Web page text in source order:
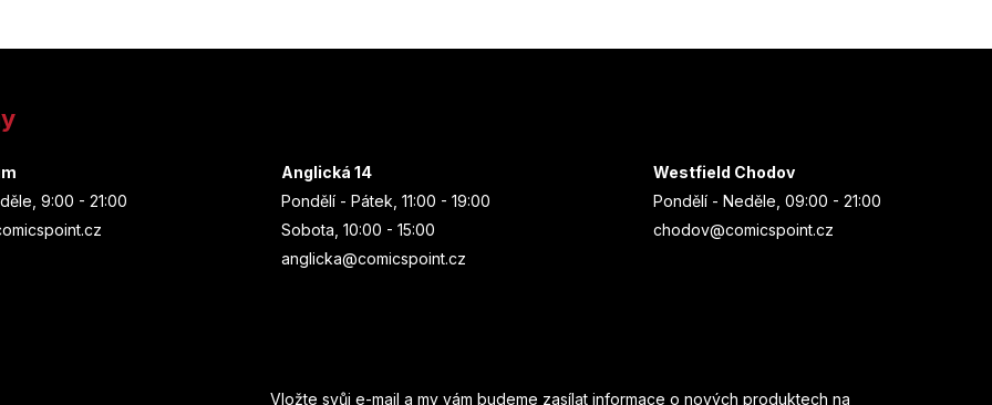
9:00 - 21:00
Anglická 14
Pondělí - Pátek, 11:00 - 19:00
Sobota, 10:00 - 15:00
anglicka@comicspoint.cz
Westfield Chodov
Pondělí - Neděle, 09:00 - 21:00
chodov@comicspoint.cz
Vložte svůj e-mail a my vám budeme zasílat informace o nových produktech na